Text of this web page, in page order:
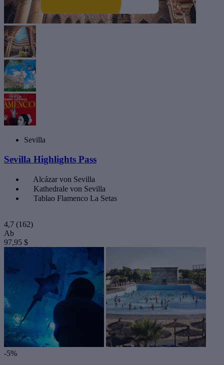
Sevilla
Sevilla Highlights Pass
Alcázar von Sevilla
Kathedrale von Sevilla
Tablao Flamenco La Setas
4,7 (162)
Ab
97,95 $
-5%